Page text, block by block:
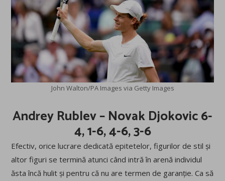
John Walton/PA Images via Getty Images
Andrey Rublev – Novak Djokovic 6-
4, 1-6, 4-6, 3-6
Efectiv, orice lucrare dedicată epitetelor, figurilor de stil și
altor figuri se termină atunci când intră în arenă individul
ăsta încă hulit și pentru că nu are termen de garanție. Ca să